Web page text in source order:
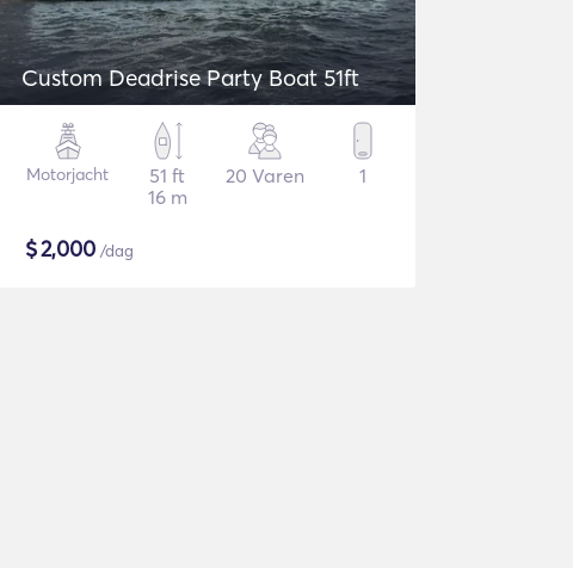
Custom Deadrise Party Boat 51ft
Motorjacht
51 ft
16 m
20 Varen 1
$2,000 /dag